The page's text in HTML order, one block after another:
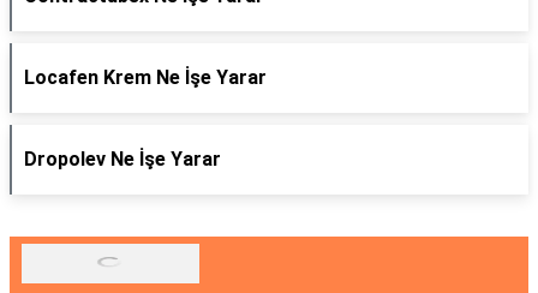
Locafen Krem Ne İşe Yarar
Dropolev Ne İşe Yarar